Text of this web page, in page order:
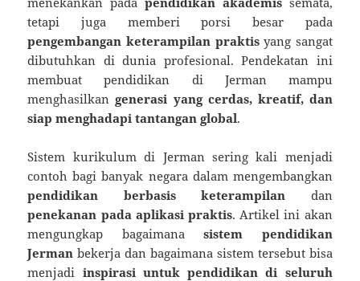
tetapi juga memberi porsi besar pada
pengembangan keterampilan praktisyang sangat
dibutuhkan di dunia profesional. Pendekatan ini
membuat pendidikan di Jerman mampu
menghasilkangenerasi yang cerdas, kreatif, dan
siap menghadapi tantangan global.
Sistem kurikulum di Jerman sering kali menjadi
contoh bagi banyak negara dalam mengembangkan
pendidikan berbasis keterampilan dan
penekanan pada aplikasi praktis. Artikel ini akan
mengungkap bagaimanasistem pendidikan
Jerman bekerja dan bagaimana sistem tersebut bisa
menjadi inspirasi untuk pendidikan di seluruh